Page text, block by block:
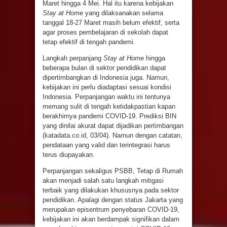
Maret hingga 4 Mei. Hal itu karena kebijakan
Stay at Home yang dilaksanakan selama
tanggal 18-27 Maret masih belum efektif, serta
agar proses pembelajaran di sekolah dapat
tetap efektif di tengah pandemi.
Langkah perpanjang Stay at Home hingga
beberapa bulan di sektor pendidikan dapat
dipertimbangkan di Indonesia juga. Namun,
kebijakan ini perlu diadaptasi sesuai kondisi
Indonesia. Perpanjangan waktu ini tentunya
memang sulit di tengah ketidakpastian kapan
berakhirnya pandemi COVID-19. Prediksi BIN
yang dinilai akurat dapat dijadikan pertimbangan
(katadata.co.id, 03/04). Namun dengan catatan,
pendataan yang valid dan terintegrasi harus
terus diupayakan.
Perpanjangan sekaligus PSBB, Tetap di Rumah
akan menjadi salah satu langkah mitigasi
terbaik yang dilakukan khususnya pada sektor
pendidikan. Apalagi dengan status Jakarta yang
merupakan episentrum penyebaran COVID-19,
kebijakan ini akan berdampak signifikan dalam